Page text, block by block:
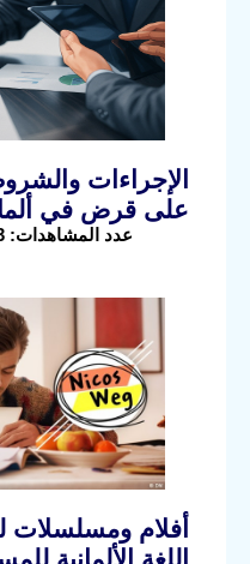
الإجراءات
على قرض في
عدد المشاهدات: 21633 |
أفلام ومسلسلات